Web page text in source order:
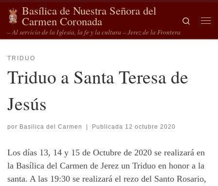
Saltar al contenido
Basílica de Nuestra Señora del
Carmen Coronada
– Al servicio de la Iglesia, la fe y la cultura – Jerez de la Frontera
Search
TRIDUO
Triduo a Santa Teresa de
Jesús
por Basilica del Carmen | Publicada 12 octubre 2020
Los días 13, 14 y 15 de Octubre de 2020 se realizará en
la Basílica del Carmen de Jerez un Triduo en honor a la
santa. A las 19:30 se realizará el rezo del Santo Rosario,